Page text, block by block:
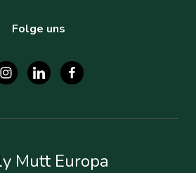
Folge uns
Mutt Europa